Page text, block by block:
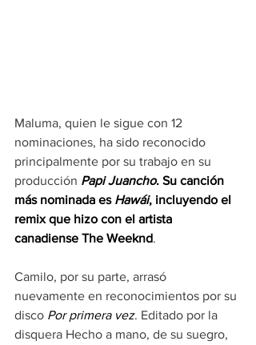
Maluma, quien le sigue con 12
nominaciones, ha sido reconocido
principalmente por su trabajo en su
producción Papi Juancho. Su canción
más nominada es Hawái, incluyendo el
remix que hizo con el artista
canadiense The Weeknd.
Camilo, por su parte, arrasó
nuevamente en reconocimientos por su
disco Por primera vez. Editado por la
disquera Hecho a mano, de su suegro,